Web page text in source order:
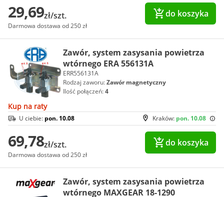
29,69zł/szt.
Darmowa dostawa od 250 zł
do koszyka
Zawór, system zasysania powietrza
wtórnego ERA 556131A
ERR556131A
Rodzaj zaworu:Zawór magnetyczny
Ilość połączeń:4
Kup na raty
Kraków: pon. 10.08
U ciebie: pon. 10.08
69,78zł/szt.
Darmowa dostawa od 250 zł
do koszyka
Zawór, system zasysania powietrza
wtórnego MAXGEAR 18-1290